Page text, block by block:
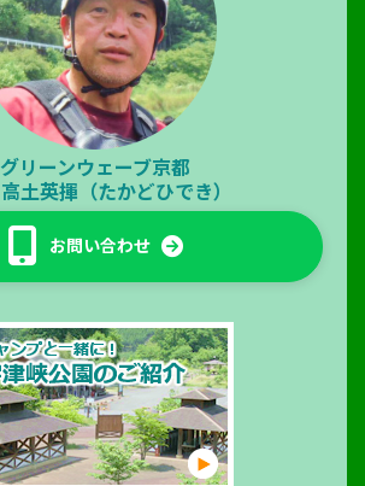
グリーンウェーブ京都
高土英揮（たかどひでき）
お問い合わせ